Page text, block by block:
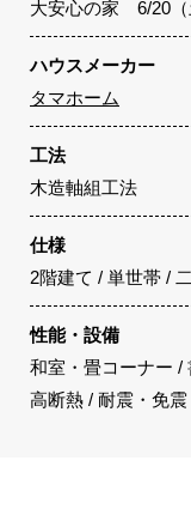
大安心の家 6/20（
ハウスメーカー
タマホーム
工法
木造軸組工法
仕様
2階建て / 単世帯 /
性能・設備
和室・畳コーナー /
高断熱 / 耐震・免